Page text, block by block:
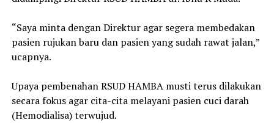
“Saya minta dengan Direktur agar segera membedakan
pasien rujukan baru dan pasien yang sudah rawat jalan,”
ucapnya.
Upaya pembenahan RSUD HAMBA musti terus dilakukan
secara fokus agar cita-cita melayani pasien cuci darah
(Hemodialisa) terwujud.